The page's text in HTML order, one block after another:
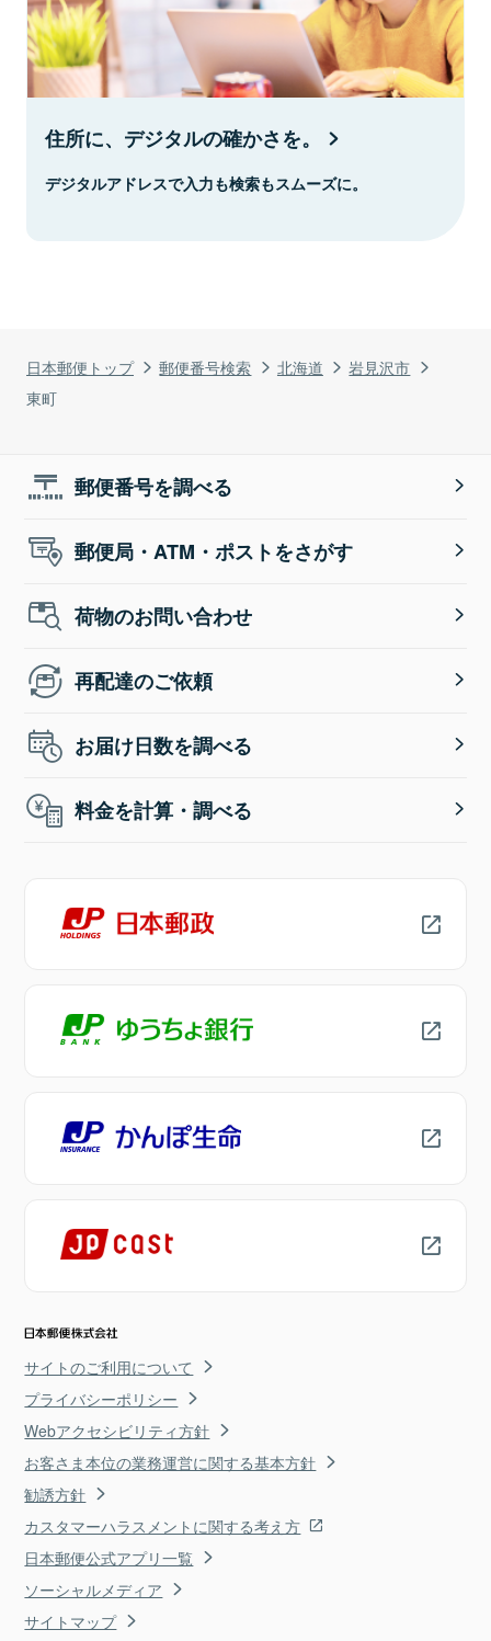
日本郵便トップ 郵便番号検索 北海道
岩見沢市
東町
住所に、デジタルの確かさを。
デジタルアドレスで入力も検索もスムーズに。
郵便番号を調べる
郵便局・ATM・ポストをさがす
荷物のお問い合わせ
再配達のご依頼
お届け日数を調べる
料金を計算・調べる
サイトのご利用について
プライバシーポリシー
Webアクセシビリティ方針
お客さま本位の業務運営に関する基本方針
勧誘方針
カスタマーハラスメントに関する考え方
日本郵便公式アプリ一覧
ソーシャルメディア
サイトマップ